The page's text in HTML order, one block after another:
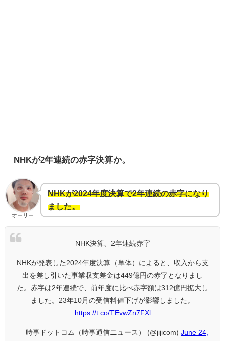
NHKが2年連続の赤字決算か。
オーリー
NHKが2024年度決算で2年連続の赤字になり
ました。
NHK決算、2年連続赤字
NHKが発表した2024年度決算（単体）によると、収入から支
出を差し引いた事業収支差金は449億円の赤字となりまし
た。赤字は2年連続で、前年度に比べ赤字額は312億円拡大し
ました。23年10月の受信料値下げが影響しました。
https://t.co/TEvwZn7FXl
— 時事ドットコム（時事通信ニュース） (@jijicom) June 24,